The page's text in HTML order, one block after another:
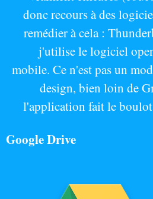
donc recours à des
remédier à cela :
j'utilise le logiciel
mobile. Ce n'est pas un
design, bien loin de
l'application fait le boulot
Google Drive